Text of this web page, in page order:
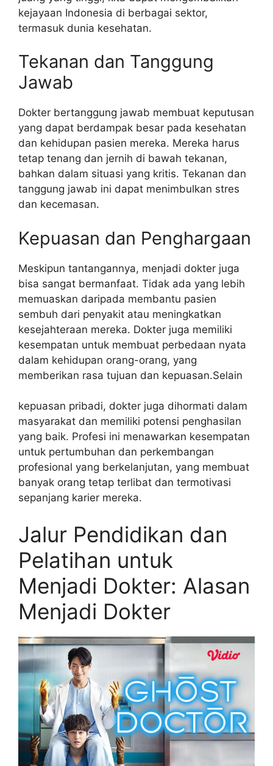
kejayaan Indonesia di berbagai sektor,
termasuk dunia kesehatan.
Tekanan dan Tanggung
Jawab
Dokter bertanggung jawab membuat keputusan
yang dapat berdampak besar pada kesehatan
dan kehidupan pasien mereka. Mereka harus
tetap tenang dan jernih di bawah tekanan,
bahkan dalam situasi yang kritis. Tekanan dan
tanggung jawab ini dapat menimbulkan stres
dan kecemasan.
Kepuasan dan Penghargaan
Meskipun tantangannya, menjadi dokter juga
bisa sangat bermanfaat. Tidak ada yang lebih
memuaskan daripada membantu pasien
sembuh dari penyakit atau meningkatkan
kesejahteraan mereka. Dokter juga memiliki
kesempatan untuk membuat perbedaan nyata
dalam kehidupan orang-orang, yang
memberikan rasa tujuan dan kepuasan.Selain
kepuasan pribadi, dokter juga dihormati dalam
masyarakat dan memiliki potensi penghasilan
yang baik. Profesi ini menawarkan kesempatan
untuk pertumbuhan dan perkembangan
profesional yang berkelanjutan, yang membuat
banyak orang tetap terlibat dan termotivasi
sepanjang karier mereka.
Jalur Pendidikan dan
Pelatihan untuk
Menjadi Dokter: Alasan
Menjadi Dokter